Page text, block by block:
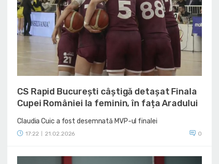
CS Rapid București câștigă detașat Finala
Cupei României la feminin, în fața Aradului
Claudia Cuic a fost desemnată MVP-ul finalei
17:22 21.02.2026 0